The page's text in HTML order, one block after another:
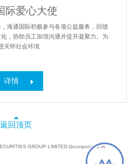
际爱心大使
海通国际积极参与各项公益服务，回馈
，协助员工加强沟通并提升凝聚力。为
关怀社会环境
详情
返回顶页
GROUP LIMITED (Incorporated in